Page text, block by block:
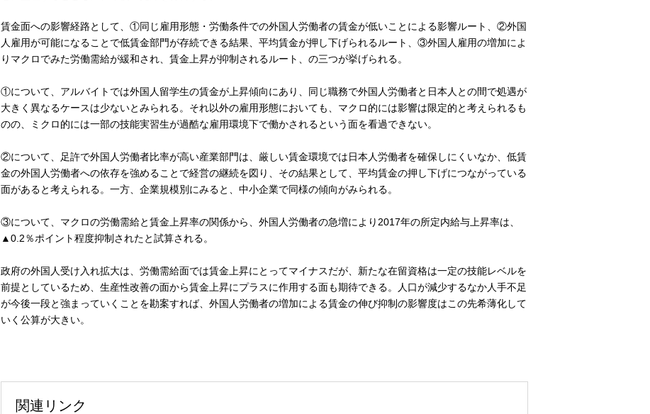
賃金面への影響経路として、①同じ雇用形態・労働条件での外国人労働者の賃金が低いことによる影響ルート、②外国
人雇用が可能になることで低賃金部門が存続できる結果、平均賃金が押し下げられるルート、③外国人雇用の増加によ
りマクロでみた労働需給が緩和され、賃金上昇が抑制されるルート、の三つが挙げられる。
①について、アルバイトでは外国人留学生の賃金が上昇傾向にあり、同じ職務で外国人労働者と日本人との間で処遇が
大きく異なるケースは少ないとみられる。それ以外の雇用形態においても、マクロ的には影響は限定的と考えられるも
のの、ミクロ的には一部の技能実習生が過酷な雇用環境下で働かされるという面を看過できない。
②について、足許で外国人労働者比率が高い産業部門は、厳しい賃金環境では日本人労働者を確保しにくいなか、低賃
金の外国人労働者への依存を強めることで経営の継続を図り、その結果として、平均賃金の押し下げにつながっている
面があると考えられる。一方、企業規模別にみると、中小企業で同様の傾向がみられる。
③について、マクロの労働需給と賃金上昇率の関係から、外国人労働者の急増により2017年の所定内給与上昇率は、
▲0.2％ポイント程度抑制されたと試算される。
政府の外国人受け入れ拡大は、労働需給面では賃金上昇にとってマイナスだが、新たな在留資格は一定の技能レベルを
前提としているため、生産性改善の面から賃金上昇にプラスに作用する面も期待できる。人口が減少するなか人手不足
が今後一段と強まっていくことを勘案すれば、外国人労働者の増加による賃金の伸び抑制の影響度はこの先希薄化して
いく公算が大きい。
関連リンク